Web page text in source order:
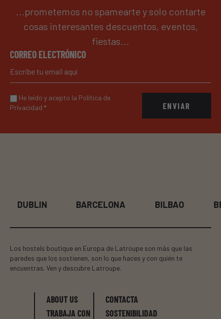
...prometemos no spamearte y solo contarte
cosas interesantes descuentos, eventos,
fiestas...
CORREO ELECTRÓNICO
ENVIAR
He leído y acepto la Política de
Privacidad *
BARCELONA BILBAO BRUSELAS
Los hostels boutique en Europa de Latroupe son más que las
paredes que los sostienen, son lo que haces y con quién te
encuentras. Ven y descubre Latroupe.
ABOUT US
TRABAJA CON
CONTACTA
SOSTENIBILIDAD